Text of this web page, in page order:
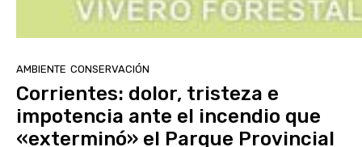
AMBIENTE CONSERVACIÓN
Corrientes: dolor, tristeza e
impotencia ante el incendio que
«exterminó» el Parque Provincial